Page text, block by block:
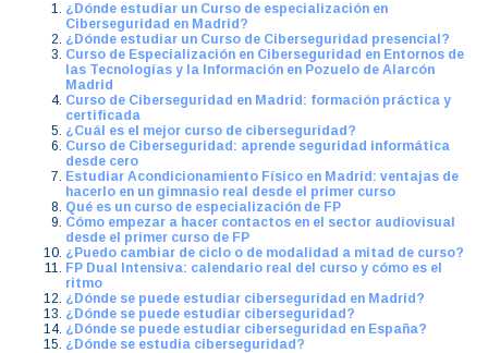
¿Dónde estudiar un Curso de especialización en
Ciberseguridad en Madrid?
¿Dónde estudiar un Curso de Ciberseguridad presencial?
Curso de Especialización en Ciberseguridad en Entornos de
las Tecnologías y la Información en Pozuelo de Alarcón
Madrid
Curso de Ciberseguridad en Madrid: formación práctica y
certificada
¿Cuál es el mejor curso de ciberseguridad?
Curso de Ciberseguridad: aprende seguridad informática
desde cero
Estudiar Acondicionamiento Físico en Madrid: ventajas de
hacerlo en un gimnasio real desde el primer curso
Qué es un curso de especialización de FP
Cómo empezar a hacer contactos en el sector audiovisual
desde el primer curso de FP
¿Puedo cambiar de ciclo o de modalidad a mitad de curso?
FP Dual Intensiva: calendario real del curso y cómo es el
ritmo
¿Dónde se puede estudiar ciberseguridad en Madrid?
¿Dónde se puede estudiar ciberseguridad?
¿Dónde se puede estudiar ciberseguridad en España?
¿Dónde se estudia ciberseguridad?